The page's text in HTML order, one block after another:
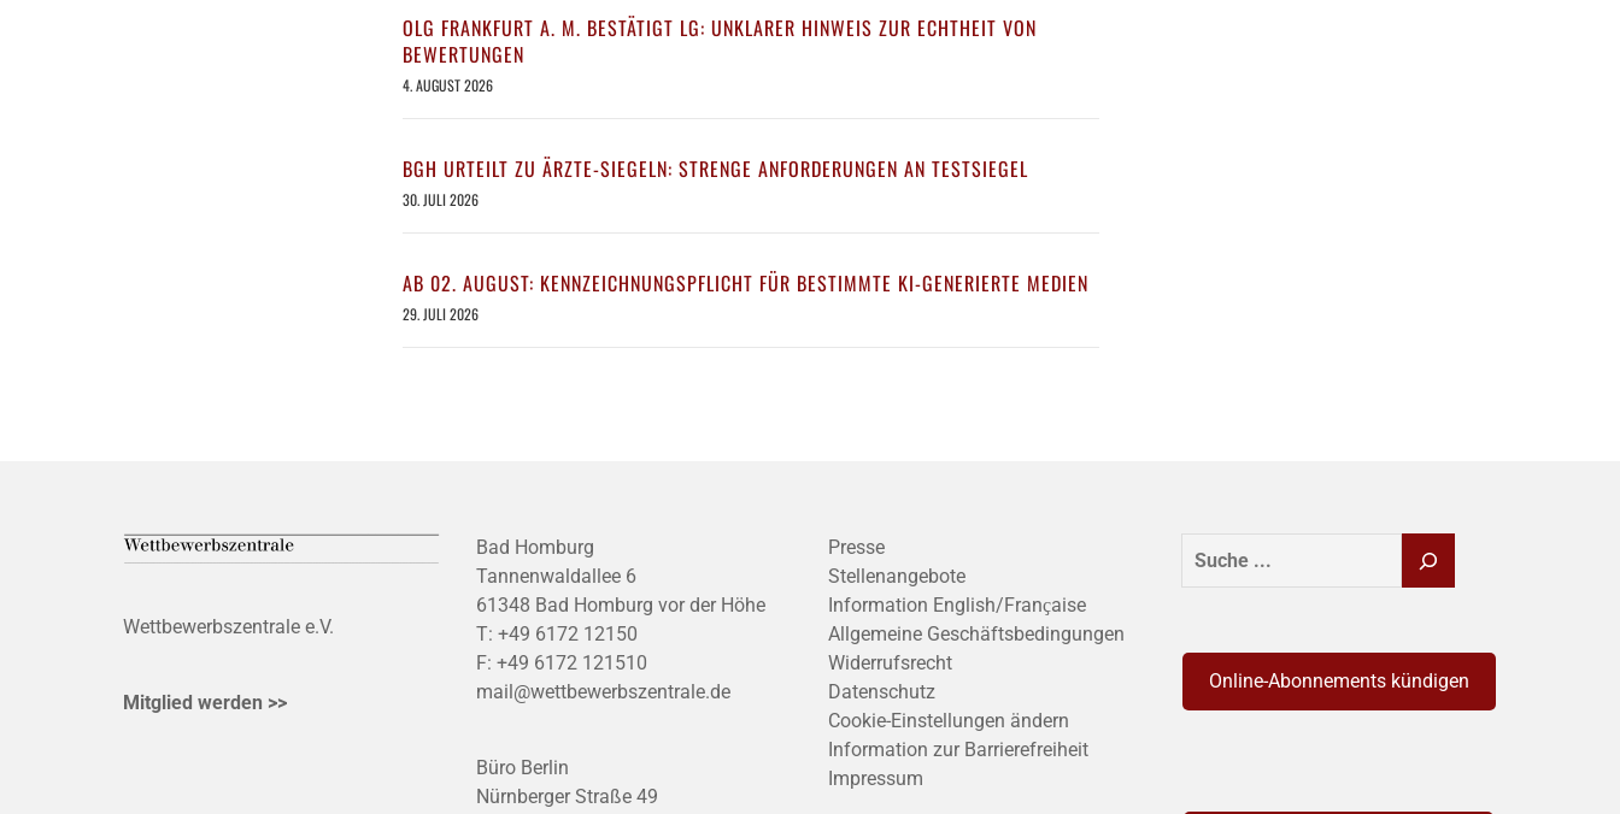
OLG FRANKFURT A. M. BESTÄTIGT LG: UNKLARER HINWEIS ZUR ECHTHEIT VON
BEWERTUNGEN
4. AUGUST 2026
BGH URTEILT ZU ÄRZTE-SIEGELN: STRENGE ANFORDERUNGEN AN TESTSIEGEL
30. JULI 2026
AB 02. AUGUST: KENNZEICHNUNGSPFLICHT FÜR BESTIMMTE KI-GENERIERTE MEDIEN
29. JULI 2026
Wettbewerbszentrale e.V.
Mitglied werden >>
Bad Homburg
Tannenwaldallee 6
61348 Bad Homburg vor der Höhe
T: +49 6172 12150
F: +49 6172 121510
mail@wettbewerbszentrale.de
Büro Berlin
Nürnberger Straße 49
Presse
Stellenangebote
Information English/Franҫaise
Allgemeine Geschäftsbedingungen
Widerrufsrecht
Datenschutz
Cookie-Einstellungen ändern
Information zur Barrierefreiheit
Impressum
SUCHEN
Online-Abonnements kündigen